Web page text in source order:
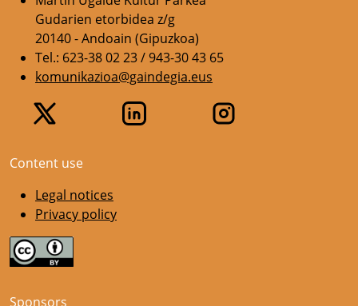
Gudarien etorbidea z/g
20140 - Andoain (Gipuzkoa)
Tel.: 623-38 02 23 / 943-30 43 65
komunikazioa@gaindegia.eus
Content use
Legal notices
Privacy policy
Sponsors